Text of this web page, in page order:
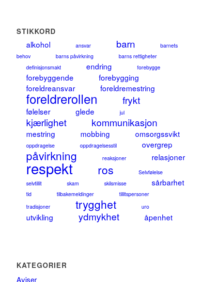
STIKKORD
alkohol ansvar barn
barnets
behov
barns påvirkning
barns rettigheter
definisjonsmakt
endring forebygge
forebyggende
forebygging
foreldreansvar
foreldremestring
foreldrerollen frykt
følelser glede jul
kjærlighet kommunikasjon
mestring mobbing omsorgssvikt
oppdragelse oppdragelsesstil overgrep
påvirkning reaksjoner relasjoner
respekt ros
Selvfølelse
selvtillit
skam skilsmisse sårbarhet
tid tilbakemeldinger
tillitspersoner
tradisjoner
trygghet uro
utvikling ydmykhet åpenhet
KATEGORIER
Aviser